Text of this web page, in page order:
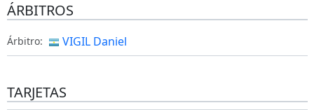
ÁRBITROS
Árbitro: VIGIL Daniel
TARJETAS